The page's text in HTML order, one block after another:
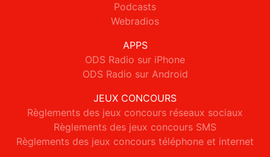
Podcasts
Webradios
APPS
ODS Radio sur iPhone
ODS Radio sur Android
JEUX CONCOURS
Règlements des jeux concours réseaux sociaux
Règlements des jeux concours SMS
Règlements des jeux concours téléphone et internet